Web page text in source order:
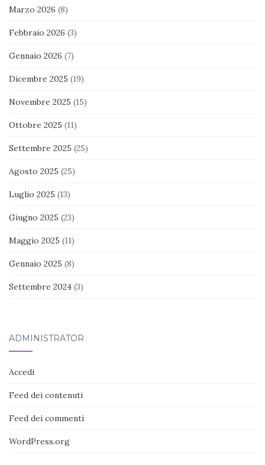
Marzo 2026 (8)
Febbraio 2026 (3)
Gennaio 2026 (7)
Dicembre 2025 (19)
Novembre 2025 (15)
Ottobre 2025 (11)
Settembre 2025 (25)
Agosto 2025 (25)
Luglio 2025 (13)
Giugno 2025 (23)
Maggio 2025 (11)
Gennaio 2025 (8)
Settembre 2024 (3)
ADMINISTRATOR
Accedi
Feed dei contenuti
Feed dei commenti
WordPress.org